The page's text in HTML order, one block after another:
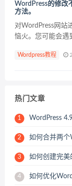
WordPress的修改
方法。
对WordPress网站
恼火。您可能会遇
不会显示设计更改
Wordpress教程
热门文章
1 WordPress
2 如何合并两个
3 如何创建完美
4 如何优化